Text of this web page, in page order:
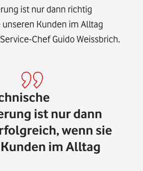
ist nur dann richtig
Kunden im Alltag
Chef Guido Weissbrich.
ist nur dann
wenn sie
im Alltag